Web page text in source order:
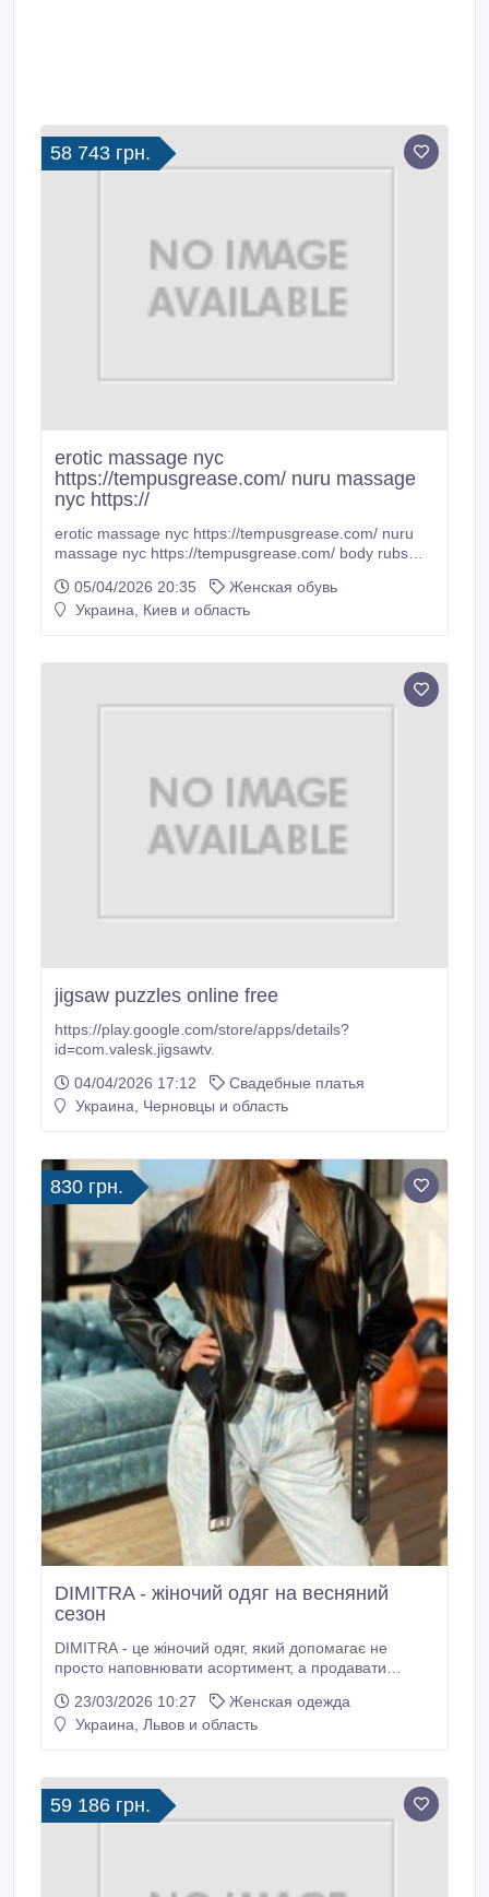
58 743 грн.
erotic massage nyc
https://tempusgrease.com/ nuru massage
nyc https://
erotic massage nyc https://tempusgrease.com/ nuru
massage nyc https://tempusgrease.com/ body rubs
05/04/2026 20:35
Женская обувь
Украина, Киев и область
jigsaw puzzles online free
https://play.google.com/store/apps/details?
id=com.valesk.jigsawtv.
04/04/2026 17:12
Свадебные платья
Украина, Черновцы и область
830 грн.
DIMITRA - жіночий одяг на весняний
сезон
DIMITRA - це жіночий одяг, який допомагає не
просто наповнювати асортимент, а продавати
урахуванням реального попиту в роздробі, щоб ваш
магазин отримував моделі, які подобаються
моделей до контролю якості на кожному етапі.
23/03/2026 10:27
Женская одежда
Украина, Львов и область
59 186 грн.